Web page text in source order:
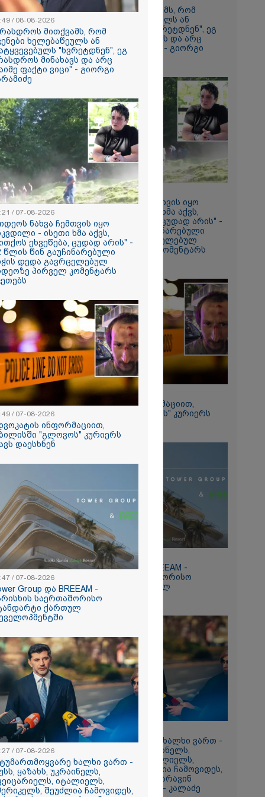
ბიჭი
როგორ
და
ფარული
მე-18
შენობებზე
აქამდე
- რა
გოგონა,
- თუ
ასეთი
ლარს
-
დედა
ავრცელებს
– რატომ
დარღვევებს
894.40
"არასდროს მითქვამს, რომ
ჩვენები ხელებაწეულს ან
დატყვევებულს "ხვრეტდნენ", ეგ
არასდროს მინახავს და არც
რაიმე ფაქტი ვიცი" - გიორგი
ბარამიძე
18:21 / 07-08-2026
"ვიდეოს ნახვა ჩემთვის იყო
სიკვდილი - ისეთი ხმა აქვს,
თითქოს ეხვეწება, ცუდად არის" -
12 წლის წინ გაუჩინარებული
ბიჭის დედა გავრცელებულ
ვიდეოზე პირველ კომენტარს
აკეთებს
22:49 / 07-08-2026
ადვოკატის ინფორმაციით,
თბილისში "გლოვოს" კურიერს
თავს დაესხნენ
15:47 / 07-08-2026
Tower Group და BREEAM -
ხარისხის საერთაშორისო
სტანდარტი ქართულ
დეველოპმენტში
13:27 / 07-08-2026
"სტუმართმოყვარე ხალხი ვართ -
რუსს, ყაზახს, უკრაინელს,
შვეიცარიელს, იტალიელს,
ამერიკელს, შეუძლია ჩამოვიდეს,
დახარჯოს ფული... არავინ
შეზღუდული არაა" - კალაძე
/ 08-08-2026
მითქვამს, რომ
ხელებაწეულს ან
"ხვრეტდნენ", ეგ
მინახავს და არც
ფაქტი ვიცი" - გიორგი
/ 07-08-2026
ნახვა ჩემთვის იყო
- ისეთი ხმა აქვს,
ეხვეწება, ცუდად არის" -
წლის წინ გაუჩინარებული
დედა გავრცელებულ
პირველ კომენტარს
/ 07-08-2026
ინფორმაციით,
"გლოვოს" კურიერს
დაესხნენ
/ 07-08-2026
Group და BREEAM -
საერთაშორისო
ქართულ
/ 07-08-2026
ხალხი ვართ -
ყაზახს, უკრაინელს,
იტალიელს,
შეუძლია ჩამოვიდეს,